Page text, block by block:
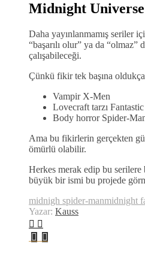
Midnight
Daha yayınlanmamış seriler
“başarılı olur” ya da
çalışabileceği.
Çünkü fikir tek başına
Vampir X-Men
Lovecraft tarzı
Body horror Spider-
Ama bu fikirlerin gerçekten
ömürlü olabilir.
Herkes merak edip bu
büyük bir ismi bu projede
midnigh spider-manmidnight
Yazar: Kauss